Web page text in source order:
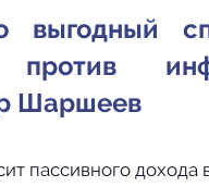
выгодный
Шаршеев
пассивного